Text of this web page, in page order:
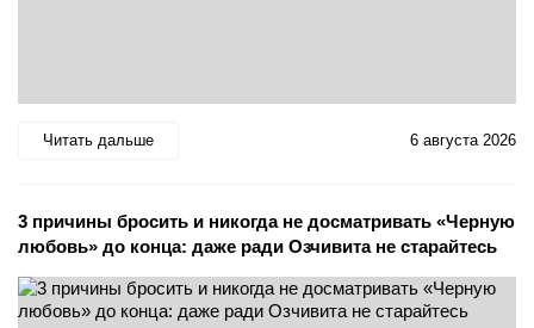
Читать дальше 6 августа 2026
3 причины бросить и никогда не досматривать «Черную
любовь» до конца: даже ради Озчивита не старайтесь